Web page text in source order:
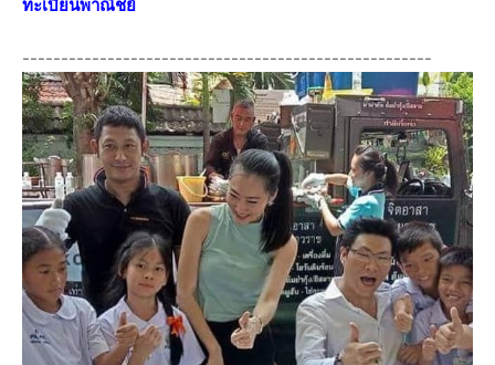
ทะเบียนพาณิชย์
-----------------------------------------------------